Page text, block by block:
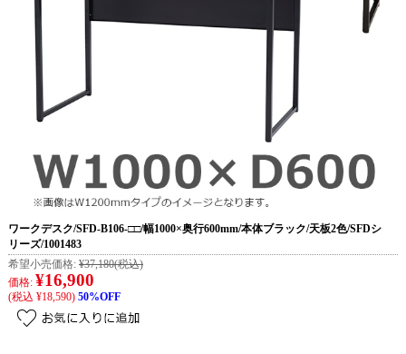
ワークデスク/SFD-B106-□□/幅1000×奥行600mm/本体ブラック/天板2色/SFDシ
リーズ/1001483
希望小売価格: ¥37,180(税込)
価格: ¥16,900
(税込 ¥18,590) 50%OFF